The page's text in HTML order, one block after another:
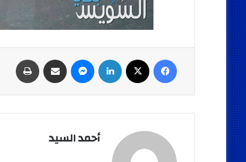
فيسبوك لينكدإن ماسنجر مشاركة عبر البريد
أحمد السيد